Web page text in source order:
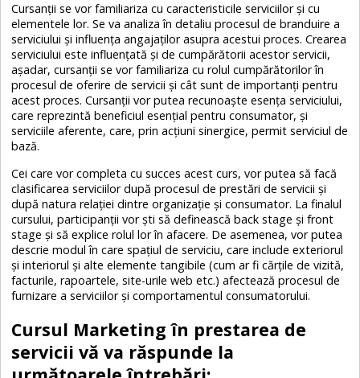
Cursanții se vor familiariza cu caracteristicile serviciilor și cu
elementele lor. Se va analiza în detaliu procesul de branduire a
serviciului și influența angajaților asupra acestui proces. Crearea
serviciului este influențată și de cumpărătorii acestor servicii,
așadar, cursanții se vor familiariza cu rolul cumpărătorilor în
procesul de oferire de servicii și cât sunt de importanți pentru
acest proces. Cursanții vor putea recunoaște esența serviciului,
care reprezintă beneficiul esențial pentru consumator, și
serviciile aferente, care, prin acțiuni sinergice, permit serviciul de
bază.
Cei care vor completa cu succes acest curs, vor putea să facă
clasificarea serviciilor după procesul de prestări de servicii și
după natura relației dintre organizație și consumator. La finalul
cursului, participanții vor ști să definească back stage și front
stage și să explice rolul lor în afacere. De asemenea, vor putea
descrie modul în care spațiul de serviciu, care include exteriorul
și interiorul și alte elemente tangibile (cum ar fi cărțile de vizită,
facturile, rapoartele, site-urile web etc.) afectează procesul de
furnizare a serviciilor și comportamentul consumatorului.
Cursul Marketing în prestarea de
servicii vă va răspunde la